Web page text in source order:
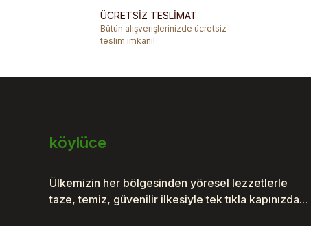
Ürün bilgilerinde hatalar bulunuyor.
Ürün fiyatı diğer sitelerden daha pahalı.
ÜCRETSİZ TESLİMAT
Bütün alışverişlerinizde ücretsiz
teslim imkanı!
köylüce
Ülkemizin her bölgesinden yöresel lezzetlerle
taze, temiz, güvenilir ilkesiyle tek tıkla kapınızda...